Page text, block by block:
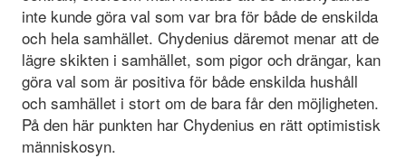
inte kunde göra val som var bra för både de enskilda
och hela samhället. Chydenius däremot menar att de
lägre skikten i samhället, som pigor och drängar, kan
göra val som är positiva för både enskilda hushåll
och samhället i stort om de bara får den möjligheten.
På den här punkten har Chydenius en rätt optimistisk
människosyn.